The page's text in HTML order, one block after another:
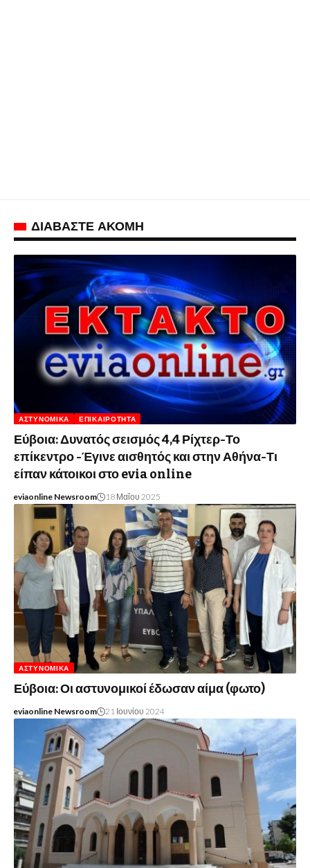
ΔΙΑΒΑΣΤΕ ΑΚΟΜΗ
ΑΣΤΥΝΟΜΙΚΆ ΕΠΙΚΑΙΡΌΤΗΤΑ
Εύβοια: Δυνατός σεισμός 4,4 Ρίχτερ-Το
επίκεντρο -Έγινε αισθητός και στην Αθήνα-Τι
είπαν κάτοικοι στο evia online
eviaonline Newsroom 18 Μαΐου 2025
ΑΣΤΥΝΟΜΙΚΆ
Εύβοια: Οι αστυνομικοί έδωσαν αίμα (φωτο)
eviaonline Newsroom 21 Ιουνίου 2024